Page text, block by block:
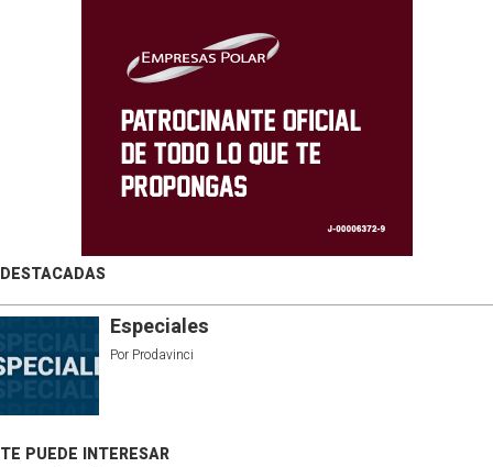
DESTACADAS
Especiales
Por Prodavinci
TE PUEDE INTERESAR